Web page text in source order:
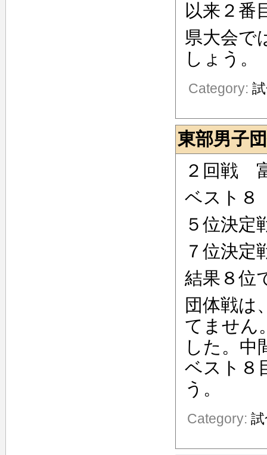
以来２番
県大会で
しょう。
Category:
東部男子
２回戦
ベスト
５位決
７位決
結果８位
団体戦は
てません
した。中
ベスト８
う
Category: